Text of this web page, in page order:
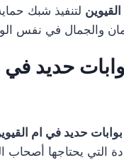
لتنفيذ شبك
والجمال في نفس
حديد في
حديد في ام
التي يحتاجها أصحاب